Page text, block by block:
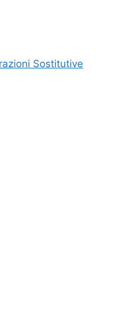
Sostitutive